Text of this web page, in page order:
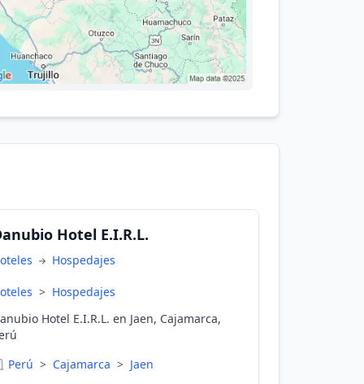
Hotel E.I.R.L.
Hospedajes
> Hospedajes
Hotel E.I.R.L. en Jaen, Cajamarca,
Perú > Cajamarca > Jaen